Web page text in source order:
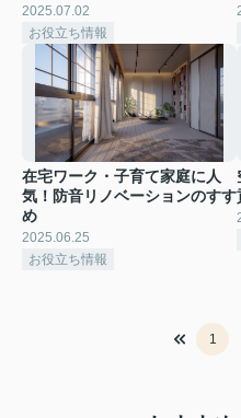
2025.07.02
お役立ち情報
在宅ワーク・子育て家庭に人
気！防音リノベーションのすす
め
2025.06.25
お役立ち情報
1